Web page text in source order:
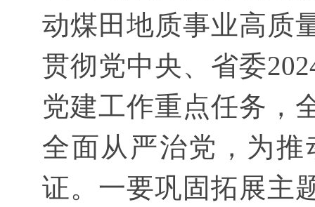
动煤田地质事业高质
贯彻党中央、省委
党建工作重点任务，
全面从严治党，为
证。一要巩固拓展主